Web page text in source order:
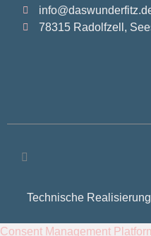
78315 Radolfzell,
Technische
Consent Management